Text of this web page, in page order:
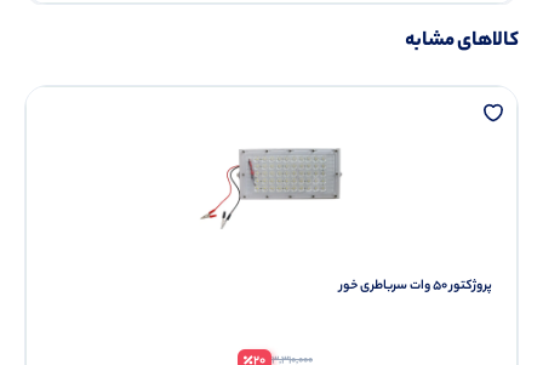
کالاهای مشابه
پروژکتور 50 وات سرباطری خور
3,310,000